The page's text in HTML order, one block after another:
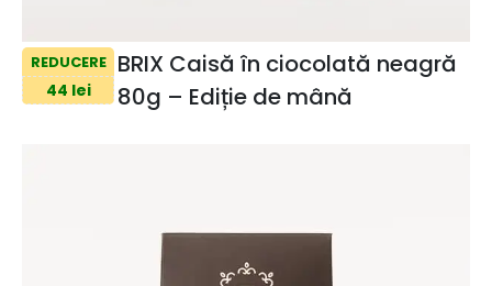
REDUCERE
44 lei
BRIX Caisă în ciocolată neagră
80g – Ediție de mână